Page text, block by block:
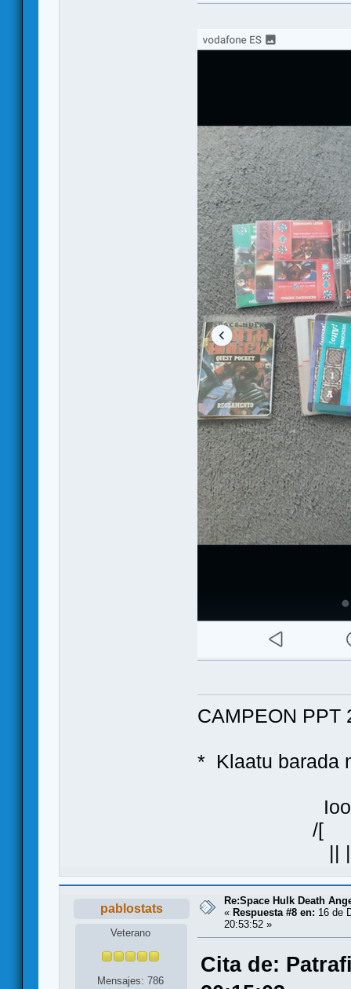
CAMPEON PPT
* Klaatu
/[ ]\
||
pablostats
Veterano
Mensajes: 786
Re:Space Hulk Death
« Respuesta #8 en: 16 de
20:53:52 »
Cita de: